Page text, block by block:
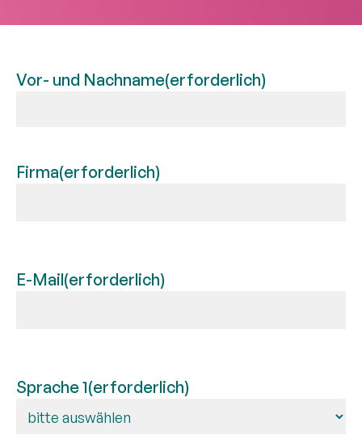
Vor- und Nachname(erforderlich)
Firma(erforderlich)
E-Mail(erforderlich)
Sprache 1(erforderlich)